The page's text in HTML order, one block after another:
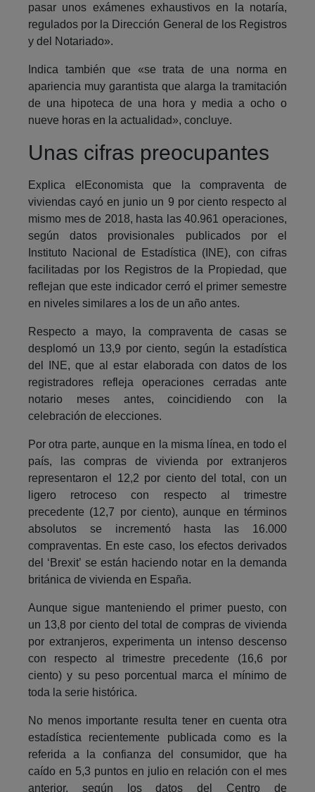
pasar unos exámenes exhaustivos en la notaría,
regulados por la Dirección General de los Registros
y del Notariado».
Indica también que «se trata de una norma en
apariencia muy garantista que alarga la tramitación
de una hipoteca de una hora y media a ocho o
nueve horas en la actualidad», concluye.
Unas cifras preocupantes
Explica elEconomista que la compraventa de
viviendas cayó en junio un 9 por ciento respecto al
mismo mes de 2018, hasta las 40.961 operaciones,
según datos provisionales publicados por el
Instituto Nacional de Estadística (INE), con cifras
facilitadas por los Registros de la Propiedad, que
reflejan que este indicador cerró el primer semestre
en niveles similares a los de un año antes.
Respecto a mayo, la compraventa de casas se
desplomó un 13,9 por ciento, según la estadística
del INE, que al estar elaborada con datos de los
registradores refleja operaciones cerradas ante
notario meses antes, coincidiendo con la
celebración de elecciones.
Por otra parte, aunque en la misma línea, en todo el
país, las compras de vivienda por extranjeros
representaron el 12,2 por ciento del total, con un
ligero retroceso con respecto al trimestre
precedente (12,7 por ciento), aunque en términos
absolutos se incrementó hasta las 16.000
compraventas. En este caso, los efectos derivados
del ‘Brexit’ se están haciendo notar en la demanda
británica de vivienda en España.
Aunque sigue manteniendo el primer puesto, con
un 13,8 por ciento del total de compras de vivienda
por extranjeros, experimenta un intenso descenso
con respecto al trimestre precedente (16,6 por
ciento) y su peso porcentual marca el mínimo de
toda la serie histórica.
No menos importante resulta tener en cuenta otra
estadística recientemente publicada como es la
referida a la confianza del consumidor, que ha
caído en 5,3 puntos en julio en relación con el mes
anterior, según los datos del Centro de